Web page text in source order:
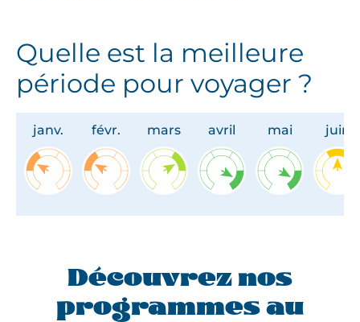
Quelle est la meilleure
période pour voyager ?
janv. févr. mars avril mai juin
Découvrez nos
programmes au